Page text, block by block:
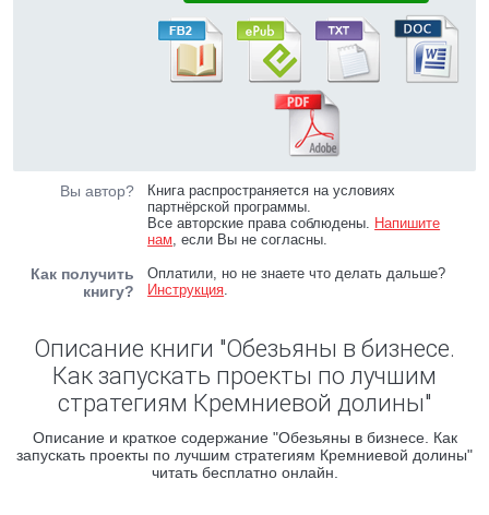
Вы автор?
Книга распространяется на условиях
партнёрской программы.
Все авторские права соблюдены. Напишите
нам, если Вы не согласны.
Как получить
книгу?
Оплатили, но не знаете что делать дальше?
Инструкция.
Описание книги "Обезьяны в бизнесе.
Как запускать проекты по лучшим
стратегиям Кремниевой долины"
Описание и краткое содержание "Обезьяны в бизнесе. Как
запускать проекты по лучшим стратегиям Кремниевой долины"
читать бесплатно онлайн.